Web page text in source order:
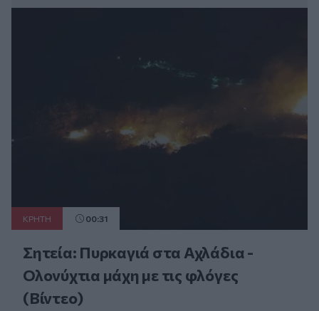
ΚΡΗΤΗ 00:31
Σητεία: Πυρκαγιά στα Αχλάδια -
Ολονύχτια μάχη με τις φλόγες
(Βίντεο)